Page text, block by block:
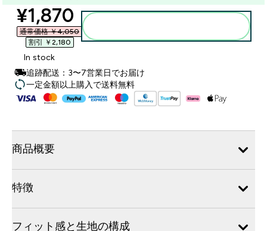
discounted price
¥1,870‎
通常価格 ￥4,050‎
割引 ￥2,180‎
In stock
追跡配送：3〜7営業日でお届け
一定金額以上購入で送料無料
商品概要
特徴
フィット感と生地の構成